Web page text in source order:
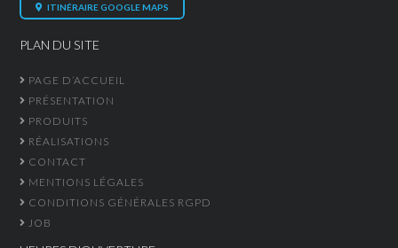
ITINÉRAIRE GOOGLE MAPS
PLAN DU SITE
PAGE D’ACCUEIL
PRÉSENTATION
PRODUITS
RÉALISATIONS
CONTACT
MENTIONS LÉGALES
CONDITIONS GÉNÉRALES RGPD
JOB